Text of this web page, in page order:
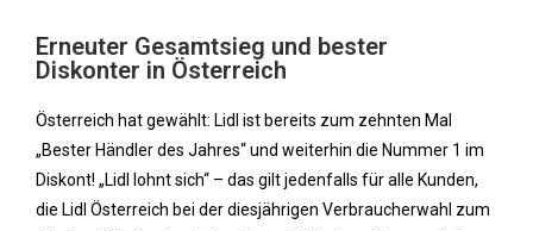
Erneuter Gesamtsieg und bester
Diskonter in Österreich
Österreich hat gewählt: Lidl ist bereits zum zehnten Mal
„Bester Händler des Jahres“ und weiterhin die Nummer 1 im
Diskont! „Lidl lohnt sich“ – das gilt jedenfalls für alle Kunden,
die Lidl Österreich bei der diesjährigen Verbraucherwahl zum